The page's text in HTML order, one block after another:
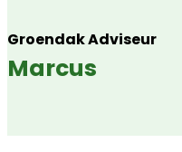
Groendak Adviseur
Marcus